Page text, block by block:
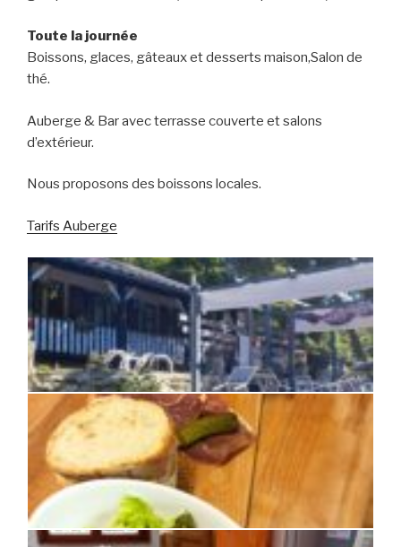
Toute la journée
Boissons, glaces, gâteaux et desserts maison,Salon de
thé.
Auberge & Bar avec terrasse couverte et salons
d’extérieur.
Nous proposons des boissons locales.
Tarifs Auberge